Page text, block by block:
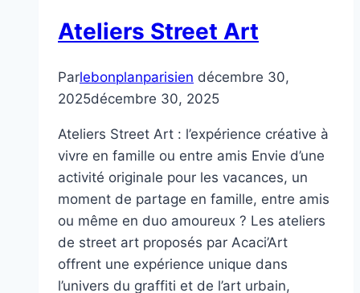
Ateliers Street Art
Parlebonplanparisien décembre 30,
2025décembre 30, 2025
Ateliers Street Art : l’expérience créative à
vivre en famille ou entre amis Envie d’une
activité originale pour les vacances, un
moment de partage en famille, entre amis
ou même en duo amoureux ? Les ateliers
de street art proposés par Acaci’Art
offrent une expérience unique dans
l’univers du graffiti et de l’art urbain,